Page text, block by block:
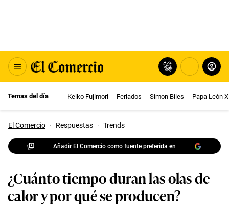
Temas del día Keiko Fujimori Feriados Simon Biles Papa León
El Comercio · Respuestas · Trends
Añadir El Comercio como fuente preferida en
¿Cuánto tiempo duran las olas de
calor y por qué se producen?